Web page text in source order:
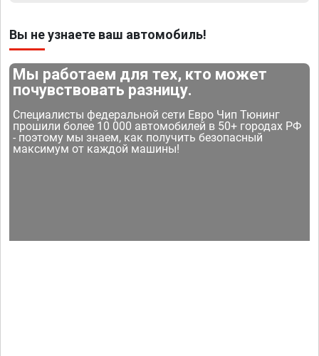
Вы не узнаете ваш автомобиль!
Мы работаем для тех, кто может
почувствовать разницу.
Специалисты федеральной сети Евро Чип Тюнинг
прошили более 10 000 автомобилей в 50+ городах РФ
- поэтому мы знаем, как получить безопасный
максимум от каждой машины!